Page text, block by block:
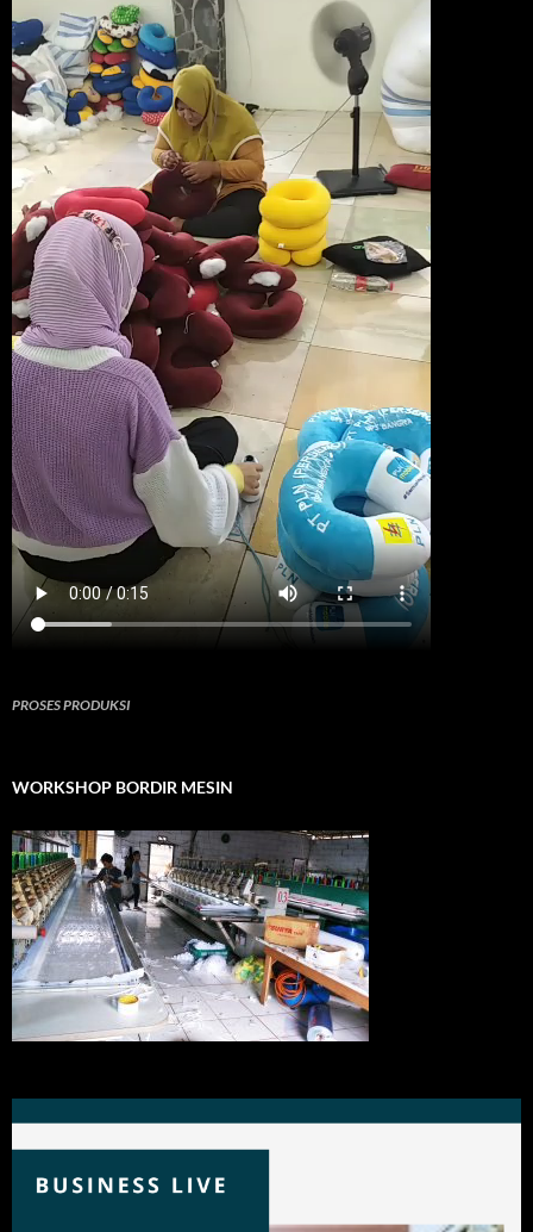
PROSES PRODUKSI
WORKSHOP BORDIR MESIN